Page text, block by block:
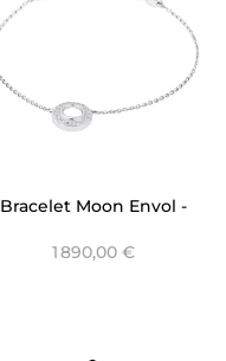
Bracelet Moon Envol -
1 890,00 €